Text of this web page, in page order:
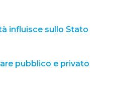
influisce sullo Stato
pubblico e privato